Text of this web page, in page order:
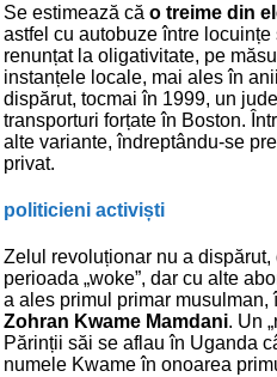
Se estimează că o treime din
astfel cu autobuze între locuințe
renunțat la oligativitate, pe
instanțele locale, mai ales în
dispărut, tocmai în 1999, un
transporturi forțate în Boston.
alte variante, îndreptându-se
privat.
politicieni activiști
Zelul revoluționar nu a dispărut,
perioada „woke”, dar cu alte
a ales primul primar
Zohran Kwame Mamdani. Un
Părinții săi se aflau în Uganda
numele Kwame în onoarea